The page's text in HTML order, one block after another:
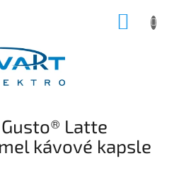
Gusto® Latte
kávové kapsle